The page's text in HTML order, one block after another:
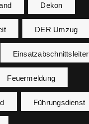
Dekon
DER Umzug
Einsatzabschnittsleiter
Feuermeldung
Führungsdienst